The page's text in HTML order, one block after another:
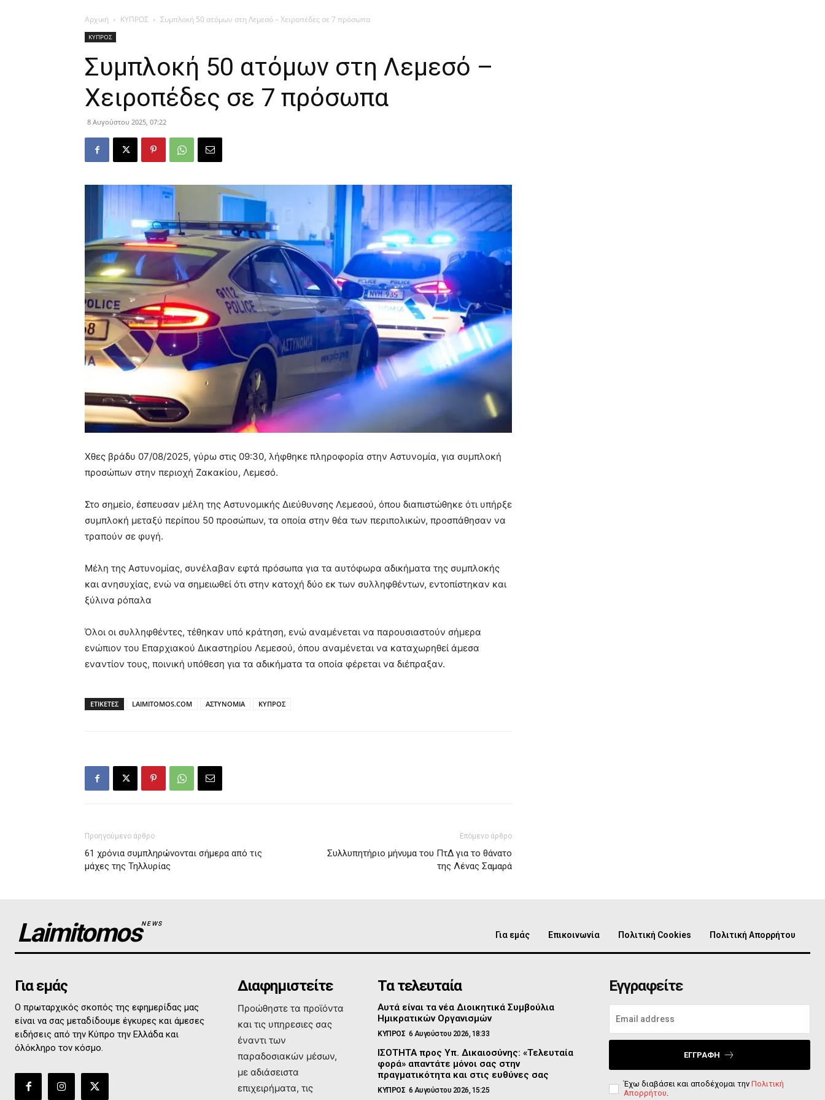
Αρχική ΚΥΠΡΟΣ Συμπλοκή 50 ατόμων στη Λεμεσό – Χειροπέδες σε 7 πρόσωπα
ΚΥΠΡΟΣ
Συμπλοκή 50 ατόμων στη Λεμεσό –
Χειροπέδες σε 7 πρόσωπα
8 Αυγούστου 2025, 07:22
Χθες βράδυ 07/08/2025, γύρω στις 09:30, λήφθηκε πληροφορία στην Αστυνομία, για συμπλοκή
προσώπων στην περιοχή Ζακακίου, Λεμεσό.
Στο σημείο, έσπευσαν μέλη της Αστυνομικής Διεύθυνσης Λεμεσού, όπου διαπιστώθηκε ότι υπήρξε
συμπλοκή μεταξύ περίπου 50 προσώπων, τα οποία στην θέα των περιπολικών, προσπάθησαν να
τραπούν σε φυγή.
Μέλη της Αστυνομίας, συνέλαβαν εφτά πρόσωπα για τα αυτόφωρα αδικήματα της συμπλοκής
και ανησυχίας, ενώ να σημειωθεί ότι στην κατοχή δύο εκ των συλληφθέντων, εντοπίστηκαν και
ξύλινα ρόπαλα
Όλοι οι συλληφθέντες, τέθηκαν υπό κράτηση, ενώ αναμένεται να παρουσιαστούν σήμερα
ενώπιον του Επαρχιακού Δικαστηρίου Λεμεσού, όπου αναμένεται να καταχωρηθεί άμεσα
εναντίον τους, ποινική υπόθεση για τα αδικήματα τα οποία φέρεται να διέπραξαν.
ΕΤΙΚΕΤΕΣ LAIMITOMOS.COM ΑΣΤΥΝΟΜΙΑ ΚΥΠΡΟΣ
Προηγούμενο άρθρο
61 χρόνια συμπληρώνονται σήμερα από τις
μάχες της Τηλλυρίας
Επόμενο άρθρο
Συλλυπητήριο μήνυμα του ΠτΔ για το θάνατο
της Λένας Σαμαρά
LaimitomosNEWS
Για εμάς Επικοινωνία Πολιτική Cookies Πολιτική Απορρήτου
Για εμάς
Ο πρωταρχικός σκοπός της εφημερίδας μας
είναι να σας μεταδίδουμε έγκυρες και άμεσες
ειδήσεις από την Κύπρο την Ελλάδα και
όλόκληρο τον κόσμο.
Διαφημιστείτε
Προώθηστε τα προϊόντα
και τις υπηρεσιες σας
έναντι των
παραδοσιακών μέσων,
με αδιάσειστα
επιχειρήματα, τις
Τα τελευταία
Αυτά είναι τα νέα Διοικητικά Συμβούλια
Ημικρατικών Οργανισμών
ΚΥΠΡΟΣ 6 Αυγούστου 2026, 18:33
ΙΣΟΤΗΤΑ προς Υπ. Δικαιοσύνης: «Τελευταία
φορά» απαντάτε μόνοι σας στην
πραγματικότητα και στις ευθύνες σας
ΚΥΠΡΟΣ 6 Αυγούστου 2026, 15:25
Εγγραφείτε
ΕΓΓΡΑΦΉ
Έχω διαβάσει και αποδέχομαι την Πολιτική
Απορρήτου.